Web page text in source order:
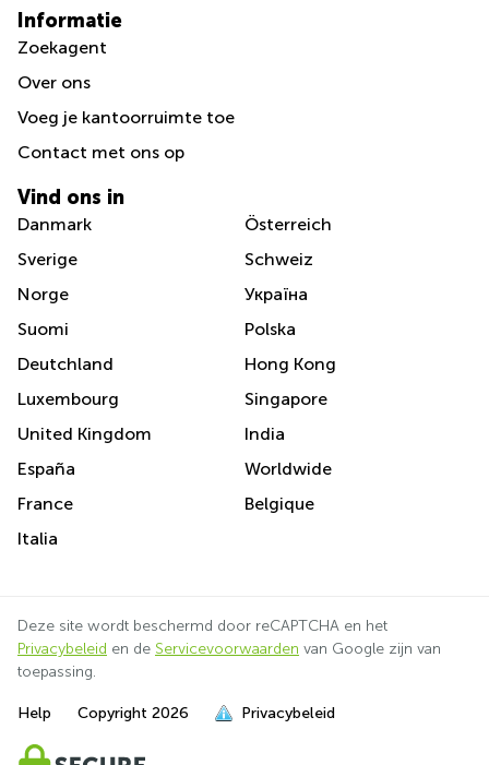
Informatie
Zoekagent
Over ons
Voeg je kantoorruimte toe
Сontact met ons op
Vind ons in
Danmark
Sverige
Norge
Suomi
Deutchland
Luxembourg
United Kingdom
España
France
Italia
Österreich
Schweiz
Україна
Polska
Hong Kong
Singapore
India
Worldwide
Belgique
Deze site wordt beschermd door reCAPTCHA en het
Privacybeleid en de Servicevoorwaarden van Google zijn van
toepassing.
Help Copyright 2026 Privacybeleid